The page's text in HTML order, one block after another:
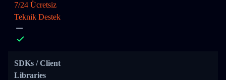
7/24 Ücretsiz
Teknik Destek
SDKs / Client
Libraries